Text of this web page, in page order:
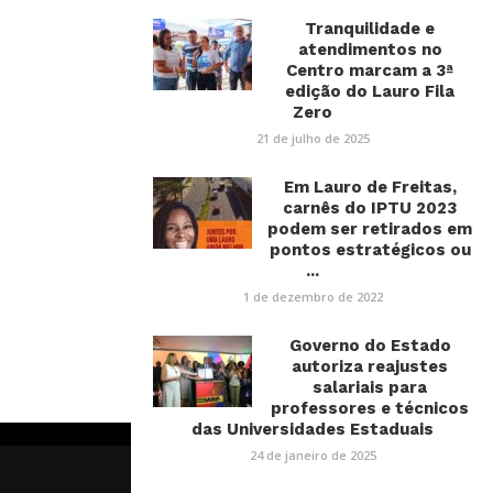
Tranquilidade e
atendimentos no
Centro marcam a 3ª
edição do Lauro Fila
Zero
21 de julho de 2025
Em Lauro de Freitas,
carnês do IPTU 2023
podem ser retirados em
pontos estratégicos ou
...
1 de dezembro de 2022
Governo do Estado
autoriza reajustes
salariais para
professores e técnicos
das Universidades Estaduais
24 de janeiro de 2025